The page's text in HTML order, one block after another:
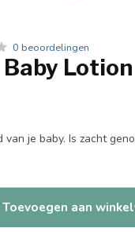
0 beoordelingen
Baby
je baby. Is zacht
Toevoegen aan